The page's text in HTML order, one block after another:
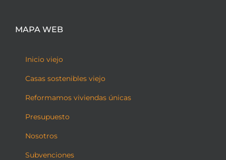
MAPA WEB
Inicio viejo
Casas sostenibles viejo
Reformamos viviendas únicas
Presupuesto
Nosotros
Subvenciones